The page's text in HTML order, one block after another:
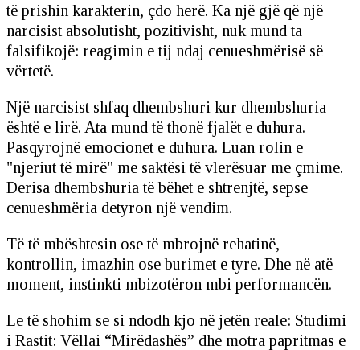
të prishin karakterin, çdo herë. Ka një gjë që një
narcisist absolutisht, pozitivisht, nuk mund ta
falsifikojë: reagimin e tij ndaj cenueshmërisë së
vërtetë.
Një narcisist shfaq dhembshuri kur dhembshuria
është e lirë. Ata mund të thonë fjalët e duhura.
Pasqyrojnë emocionet e duhura. Luan rolin e
"njeriut të mirë" me saktësi të vlerësuar me çmime.
Derisa dhembshuria të bëhet e shtrenjtë, sepse
cenueshmëria detyron një vendim.
Të të mbështesin ose të mbrojnë rehatinë,
kontrollin, imazhin ose burimet e tyre. Dhe në atë
moment, instinkti mbizotëron mbi performancën.
Le të shohim se si ndodh kjo në jetën reale: Studimi
i Rastit: Vëllai “Mirëdashës” dhe motra papritmas e